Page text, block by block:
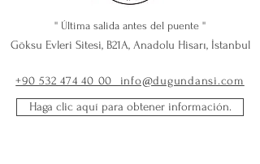
'' Última salida antes del puente ''
Göksu Evleri Sitesi, B21A, Anadolu Hisarı, İstanbul
+90 532 474 40 00 info@dugundansi.com
Haga clic aquí para obtener información.